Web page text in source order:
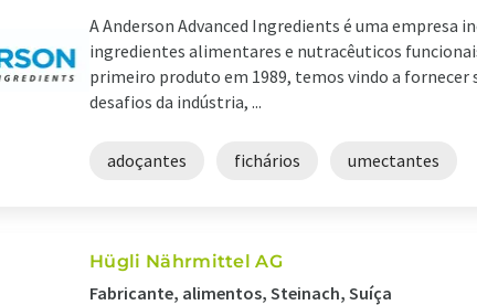
A Anderson Advanced Ingredients é uma empresa
ingredientes alimentares e nutracêuticos
primeiro produto em 1989, temos vindo a
desafios da indústria, ...
adoçantes fichários umectantes
Hügli Nährmittel AG
Fabricante, alimentos, Steinach, Suíça